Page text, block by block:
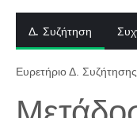
Δ. Συζήτηση
Ευρετήριο Δ. Συζήτησης